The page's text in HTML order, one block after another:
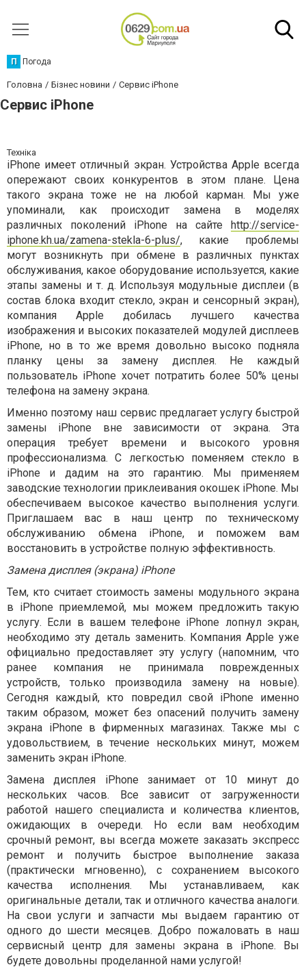
П Погода
Головна Бізнес новини Сервис iPhone
Сервис iPhone
Техніка
iPhone имеет отличный экран. Устройства Apple всегда
опережают своих конкурентов в этом плане. Цена
такого экрана тоже не на любой карман. Мы уже
упоминали, как происходит замена в моделях
различных поколений iPhone на сайте http://service-
iphone.kh.ua/zamena-stekla-6-plus/, какие проблемы
могут возникнуть при обмене в различных пунктах
обслуживания, какое оборудование используется, какие
этапы замены и т. д. Используя модульные дисплеи (в
состав блока входит стекло, экран и сенсорный экран),
компания Apple добилась лучшего качества
изображения и высоких показателей модулей дисплеев
iPhone, но в то же время довольно высоко подняла
планку цены за замену дисплея. Не каждый
пользователь iPhone хочет потратить более 50% цены
телефона на замену экрана.
Именно поэтому наш сервис предлагает услугу быстрой
замены iPhone вне зависимости от экрана. Эта
операция требует времени и высокого уровня
профессионализма. С легкостью поменяем стекло в
iPhone и дадим на это гарантию. Мы применяем
заводские технологии приклеивания окошек iPhone. Мы
обеспечиваем высокое качество выполнения услуги.
Приглашаем вас в наш центр по техническому
обслуживанию обмена iPhone, и поможем вам
восстановить в устройстве полную эффективность.
Замена дисплея (экрана) iPhone
Тем, кто считает стоимость замены модульного экрана
в iPhone приемлемой, мы можем предложить такую
услугу. Если в вашем телефоне iPhone лопнул экран,
необходимо эту деталь заменить. Компания Apple уже
официально предоставляет эту услугу (напомним, что
ранее компания не принимала поврежденных
устройств, только производила замену на новые).
Сегодня каждый, кто повредил свой iPhone именно
таким образом, может без опасений получить замену
экрана iPhone в фирменных магазинах. Также мы с
удовольствием, в течение нескольких минут, можем
заменить экран iPhone.
Замена дисплея iPhone занимает от 10 минут до
нескольких часов. Все зависит от загруженности
работой нашего специалиста и количества клиентов,
ожидающих в очереди. Но если вам необходим
срочный ремонт, вы всегда можете заказать экспресс
ремонт и получить быстрое выполнение заказа
(практически мгновенно), с сохранением высокого
качества исполнения. Мы устанавливаем, как
оригинальные детали, так и отличного качества аналоги.
На свои услуги и запчасти мы выдаем гарантию от
одного до шести месяцев. Добро пожаловать в наш
сервисный центр для замены экрана в iPhone. Вы
будете довольны проделанной нами услугой!